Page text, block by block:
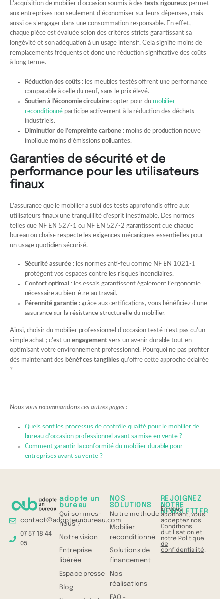
L’acquisition de mobilier d’occasion soumis à des tests rigoureux permet
aux entreprises non seulement d’économiser sur leurs dépenses, mais
aussi de s’engager dans une consommation responsable. En effet,
chaque pièce est évaluée selon des critères stricts garantissant sa
longévité et son adéquation à un usage intensif. Cela signifie moins de
remplacements fréquents et donc une réduction significative des coûts
à long terme.
Réduction des coûts :les meubles testés offrent une performance
comparable à celle du neuf, sans le prix élevé.
Soutien à l’économie circulaire :opter pour du mobilier
reconditionnéparticipe activement à la réduction des déchets
industriels.
Diminution de l’empreinte carbone :moins de production neuve
implique moins d’émissions polluantes.
Garanties de sécurité et de
performance pour les utilisateurs
finaux
L’assurance que le mobilier a subi des tests approfondis offre aux
utilisateurs finaux une tranquillité d’esprit inestimable. Des normes
telles que NF EN 527-1 ou NF EN 527-2 garantissent que chaque
bureau ou chaise respecte les exigences mécaniques essentielles pour
un usage quotidien sécurisé.
Sécurité assurée :les normes anti-feu comme NF EN 1021-1
protègent vos espaces contre les risques incendiaires.
Confort optimal :les essais garantissent également l’ergonomie
nécessaire au bien-être au travail.
Pérennité garantie :grâce aux certifications, vous bénéficiez d’une
assurance sur la résistance structurelle du mobilier.
Ainsi, choisir du mobilier professionnel d’occasion testé n’est pas qu’un
simple achat ; c’est un engagement vers un avenir durable tout en
optimisant votre environnement professionnel. Pourquoi ne pas profiter
dès maintenant des bénéfices tangibles qu’offre cette approche éclairée
?
Nous vous recommandons ces autres pages :
Quels sont les processus de contrôle qualité pour le mobilier de
bureau d’occasion professionnel avant sa mise en vente ?
Comment garantir la conformité du mobilier durable pour
entreprises avant sa vente ?
contact@adopteunbureau.com
07 57 18 44
05
adopte un
bureau
Qui sommes-
nous ?
Notre vision
Entreprise
libérée
Espace presse
Blog
NOS
SOLUTIONS
Notre méthode
Mobilier
reconditionné
Solutions de
financement
Nos
réalisations
FAQ -
REJOIGNEZ
NOTRE
NEWSLETTER
En vous
abonnant, vous
acceptez nos
Conditions
d'utilisation et
notre Politique
de
confidentialité.